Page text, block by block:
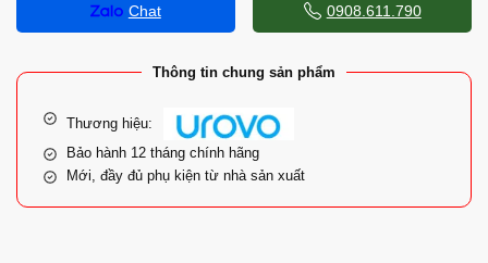
Chat 0908.611.790
Thông tin chung sản phẩm
Thương hiệu:
Bảo hành 12 tháng chính hãng
Mới, đầy đủ phụ kiện từ nhà sản xuất